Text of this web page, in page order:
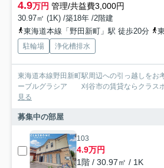
4.9万円 管理/共益費3,000円
30.97㎡ (1K) /築18年 /2階建
東海道本線「野田新町」駅 徒歩20分
駐輪場 浄化槽排水
東海道本線野田新町駅周辺への引っ越しをお
ーブルグラシア 刈谷市の賃貸ならクラス
見る
募集中の部屋
103
4.9万円
1階 / 30.97㎡ / 1K